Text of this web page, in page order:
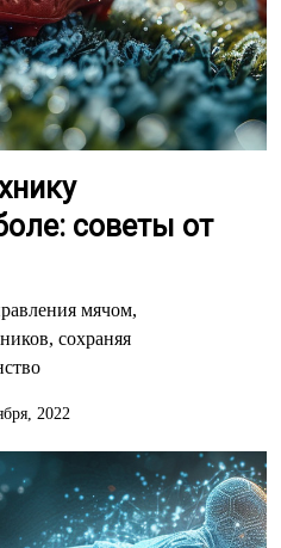
советы от
мячом,
сохраняя
2022